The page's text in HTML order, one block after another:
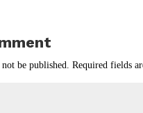
be published. Required fields